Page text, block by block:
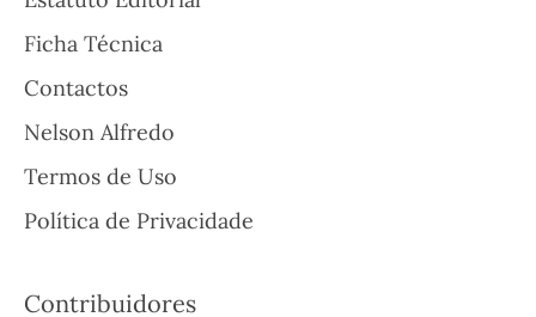
Ficha Técnica
Contactos
Nelson Alfredo
Termos de Uso
Política de Privacidade
Contribuidores